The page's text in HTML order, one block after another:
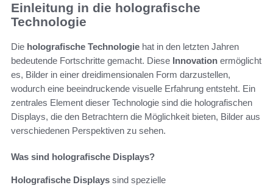
Einleitung in die holografische
Technologie
Die holografische Technologie hat in den letzten Jahren
bedeutende Fortschritte gemacht. Diese Innovation ermöglicht
es, Bilder in einer dreidimensionalen Form darzustellen,
wodurch eine beeindruckende visuelle Erfahrung entsteht. Ein
zentrales Element dieser Technologie sind die holografischen
Displays, die den Betrachtern die Möglichkeit bieten, Bilder aus
verschiedenen Perspektiven zu sehen.
Was sind holografische Displays?
Holografische Displays sind spezielle